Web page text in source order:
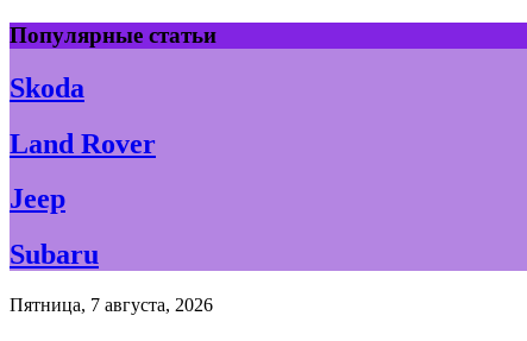
Skip
to
content
Популярные статьи
Skoda
Land Rover
Jeep
Subaru
Пятница, 7 августа, 2026